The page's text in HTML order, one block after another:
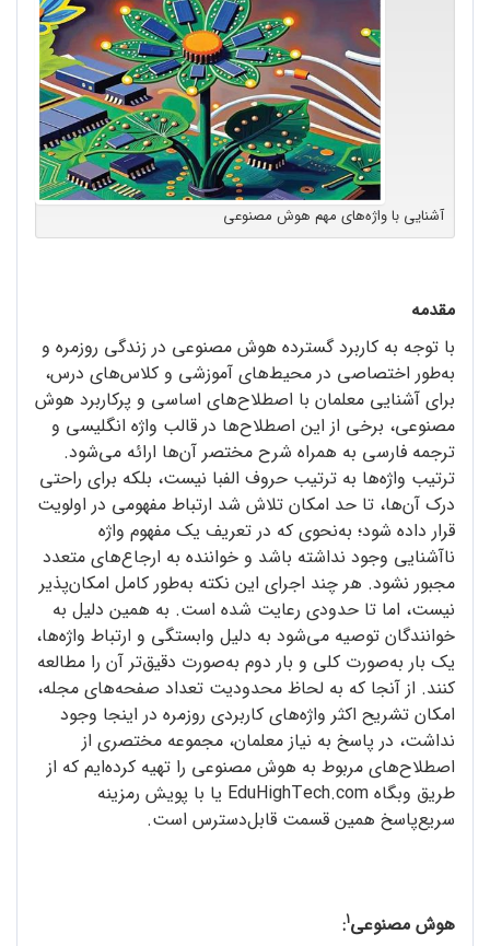
آشنایی با واژه‌های مهم هوش مصنوعی
مقدمه
با توجه به کاربرد گسترده‌ هوش مصنوعی در زندگی روزمره و
به‌طور اختصاصی در محیط‌های آموزشی و کلاس‌های درس،
برای آشنایی معلمان با اصطلاح‌های اساسی و پرکاربرد هوش
مصنوعی، برخی از این اصطلاح‌ها در قالب واژه‌ انگلیسی و
ترجمه‌ فارسی به همراه شرح مختصر آن‌ها ارائه می‌شود.
ترتیب واژه‌ها به ترتیب حروف الفبا نیست، بلکه برای راحتی
درک آن‌ها، تا حد امکان تلاش شد ارتباط مفهومی در اولویت
قرار داده شود؛ به‌نحوی که در تعریف یک مفهوم واژه‌
ناآشنایی وجود نداشته باشد و خواننده به ارجاع‌های متعدد
مجبور نشود. هر چند اجرای این نکته به‌طور کامل امکان‌پذیر
نیست، اما تا حدودی رعایت شده است. به همین دلیل به
خوانندگان توصیه می‌شود به دلیل وابستگی و ارتباط واژه‌ها،
یک بار به‌صورت کلی و بار دوم به‌صورت دقیق‌تر آن را مطالعه
کنند. از آنجا که به لحاظ محدودیت تعداد صفحه‌های مجله،
امکان تشریح اکثر واژه‌های کاربردی روزمره در اینجا وجود
نداشت، در پاسخ به نیاز معلمان، مجموعه‌ مختصری از
اصطلاح‌های مربوط به هوش مصنوعی را تهیه کرده‌ایم که از
طریق وبگاه EduHighTech.com یا با پویش رمزینه‌
سریع‌پاسخ همین قسمت قابل‌دسترس است.
هوش مصنوعی1
: